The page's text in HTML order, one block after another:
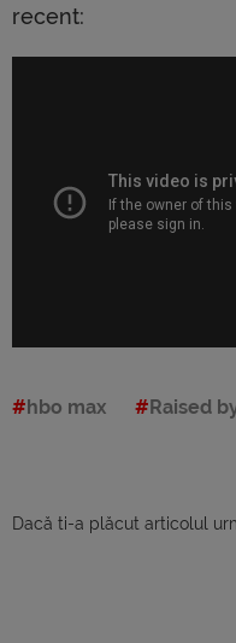
recent:
hbo max Raised
Dacă ti-a plăcut articolul